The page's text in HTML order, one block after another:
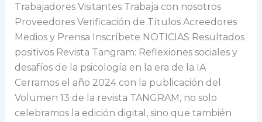
Trabajadores Visitantes Trabaja con nosotros
Proveedores Verificación de Títulos Acreedores
Medios y Prensa Inscríbete NOTICIAS Resultados
positivos Revista Tangram: Reflexiones sociales y
desafíos de la psicología en la era de la IA
Cerramos el año 2024 con la publicación del
Volumen 13 de la revista TANGRAM, no solo
celebramos la edición digital, sino que también
la
era
de
la
IA